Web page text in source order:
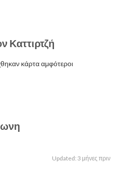
Καττιρτζή
κάρτα αμφότεροι
Updated: 3 μήνες πριν